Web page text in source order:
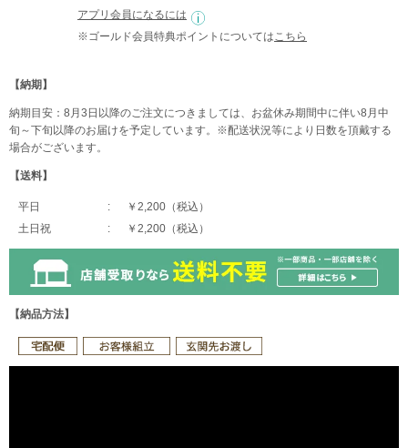
アプリ会員になるには
※ゴールド会員特典ポイントについては こちら
【納期】
納期目安：8月3日以降のご注文につきましては、お盆休み期間中に伴い8月中
旬～下旬以降のお届けを予定しています。※配送状況等により日数を頂戴する
場合がございます。
【送料】
平日
￥2,200（税込）
土日祝
￥2,200（税込）
【納品方法】